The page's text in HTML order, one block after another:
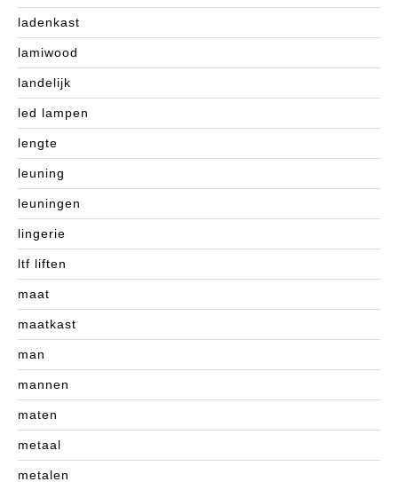
ladenkast
lamiwood
landelijk
led lampen
lengte
leuning
leuningen
lingerie
ltf liften
maat
maatkast
man
mannen
maten
metaal
metalen